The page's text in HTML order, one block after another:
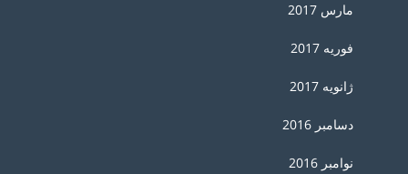
مارس 2017
فوریه 2017
ژانویه 2017
دسامبر 2016
نوامبر 2016